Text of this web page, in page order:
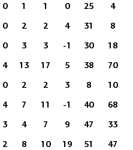
0 1 1 0 25 4
0 2 2 4 31 8
0 3 3 -1 30 18
4 13 17 5 38 70
0 2 2 3 8 10
4 7 11 -1 40 68
3 4 7 9 47 33
2 8 10 19 51 47